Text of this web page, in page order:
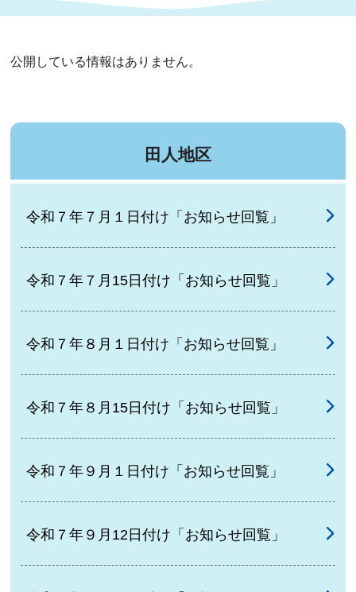
公開している情報はありません。
田人地区
令和７年７月１日付け「お知らせ回覧」
令和７年７月15日付け「お知らせ回覧」
令和７年８月１日付け「お知らせ回覧」
令和７年８月15日付け「お知らせ回覧」
令和７年９月１日付け「お知らせ回覧」
令和７年９月12日付け「お知らせ回覧」